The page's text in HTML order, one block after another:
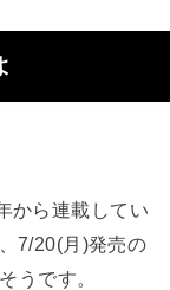
から連載してい
7/20(月)発売の
うです。